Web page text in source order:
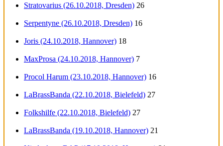
Stratovarius (26.10.2018, Dresden) 26
Serpentyne (26.10.2018, Dresden) 16
Joris (24.10.2018, Hannover) 18
MaxProsa (24.10.2018, Hannover) 7
Procol Harum (23.10.2018, Hannover) 16
LaBrassBanda (22.10.2018, Bielefeld) 27
Folkshilfe (22.10.2018, Bielefeld) 27
LaBrassBanda (19.10.2018, Hannover) 21